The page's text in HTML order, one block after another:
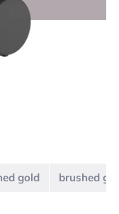
gold brushed